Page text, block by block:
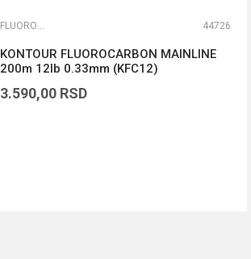
FLUOROKARBONI 44726
KONTOUR FLUOROCARBON MAINLINE
200m 12lb 0.33mm (KFC12)
3.590,00 RSD